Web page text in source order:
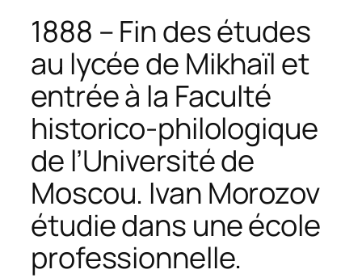
1888 – Fin des études
au lycée de Mikhaïl et
entrée à la Faculté
historico-philologique
de l’Université de
Moscou. Ivan Morozov
étudie dans une école
professionnelle.